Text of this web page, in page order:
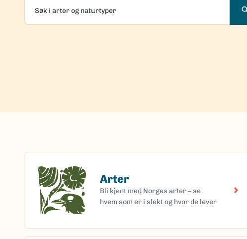
i
Arter
Bli kjent med Norges arter – se
hvem som er i slekt og hvor de lever
Arter